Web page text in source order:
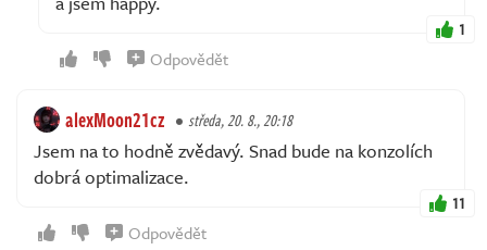
1
Odpovědět
alexMoon21cz středa, 20. 8., 20:18
Jsem na to hodně zvědavý. Snad bude na konzolích
dobrá optimalizace.
11
Odpovědět